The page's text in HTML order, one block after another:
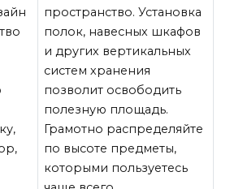
пространство. Установка
полок, навесных шкафов
и других вертикальных
систем хранения
позволит освободить
полезную площадь.
Грамотно распределяйте
по высоте предметы,
которыми пользуетесь